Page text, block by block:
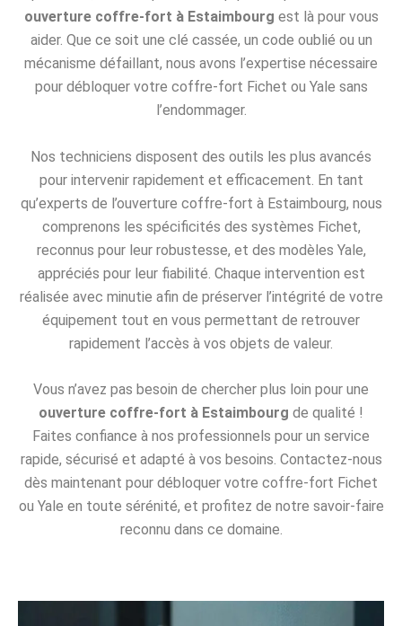
ouverture coffre-fort à Estaimbourg est là pour vous
aider. Que ce soit une clé cassée, un code oublié ou un
mécanisme défaillant, nous avons l’expertise nécessaire
pour débloquer votre coffre-fort Fichet ou Yale sans
l’endommager.
Nos techniciens disposent des outils les plus avancés
pour intervenir rapidement et efficacement. En tant
qu’experts de l’ouverture coffre-fort à Estaimbourg, nous
comprenons les spécificités des systèmes Fichet,
reconnus pour leur robustesse, et des modèles Yale,
appréciés pour leur fiabilité. Chaque intervention est
réalisée avec minutie afin de préserver l’intégrité de votre
équipement tout en vous permettant de retrouver
rapidement l’accès à vos objets de valeur.
Vous n’avez pas besoin de chercher plus loin pour une
ouverture coffre-fort à Estaimbourg de qualité !
Faites confiance à nos professionnels pour un service
rapide, sécurisé et adapté à vos besoins. Contactez-nous
dès maintenant pour débloquer votre coffre-fort Fichet
ou Yale en toute sérénité, et profitez de notre savoir-faire
reconnu dans ce domaine.